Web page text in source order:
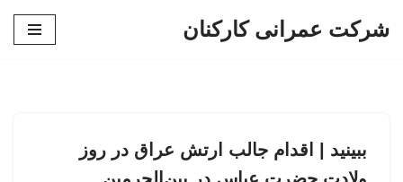
شرکت عمرانی کارکنان
ببینید | اقدام جالب ارتش عراق در روز